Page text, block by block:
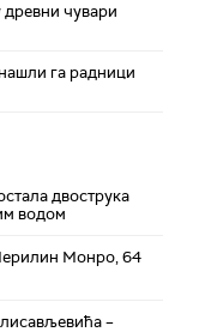
чувари
га радници
двострука
водом
Монро, 64
–